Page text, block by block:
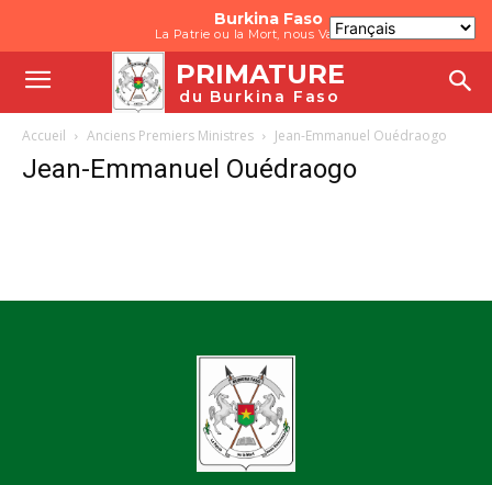
Burkina Faso
La Patrie ou la Mort, nous Vaincrons
PRIMATURE
du Burkina Faso
Accueil Anciens Premiers Ministres Jean-Emmanuel Ouédraogo
Jean-Emmanuel Ouédraogo